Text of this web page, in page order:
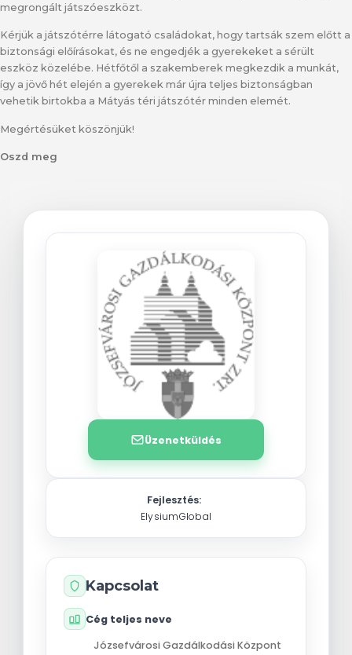
megrongált játszóeszközt.
Kérjük a játszótérre látogató családokat, hogy tartsák szem előtt a
biztonsági előírásokat, és ne engedjék a gyerekeket a sérült
eszköz közelébe. Hétfőtől a szakemberek megkezdik a munkát,
így a jövő hét elején a gyerekek már újra teljes biztonságban
vehetik birtokba a Mátyás téri játszótér minden elemét.
Megértésüket köszönjük!
Oszd meg
Üzenetküldés
Fejlesztés:
ElysiumGlobal
Kapcsolat
Cég teljes neve
Józsefvárosi Gazdálkodási Központ